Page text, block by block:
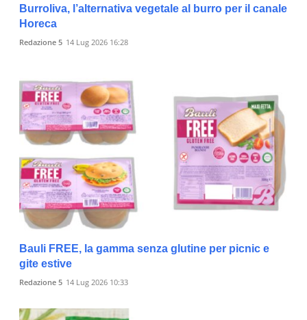
Burroliva, l’alternativa vegetale al burro per il canale
Horeca
Redazione 5 14 Lug 2026 16:28
Bauli FREE, la gamma senza glutine per picnic e
gite estive
Redazione 5 14 Lug 2026 10:33